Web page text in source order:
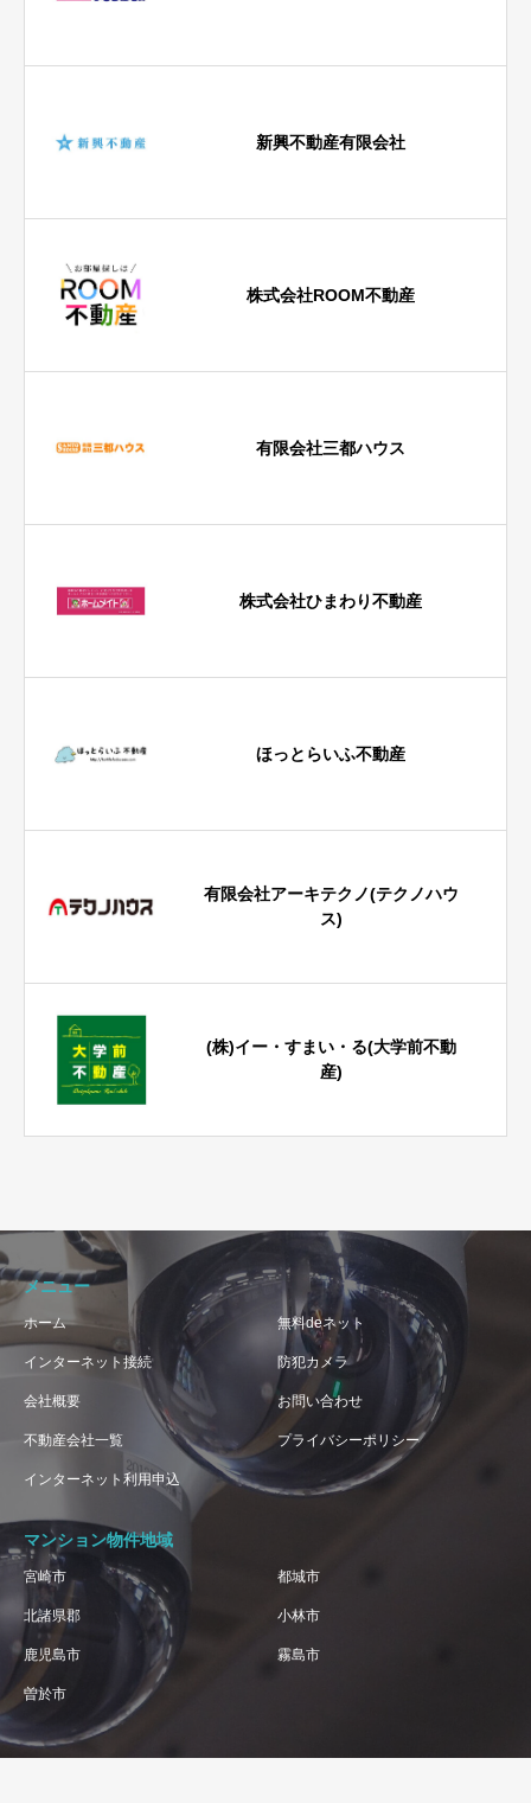
新興不動産有限会社
株式会社ROOM不動産
有限会社三都ハウス
株式会社ひまわり不動産
ほっとらいふ不動産
有限会社アーキテクノ(テクノハウ
ス)
(株)イー・すまい・る(大学前不動
産)
メニュー
ホーム 無料deネット
インターネット接続 防犯カメラ
会社概要 お問い合わせ
不動産会社一覧 プライバシーポリシー
インターネット利用申込
マンション物件地域
宮崎市 都城市
北諸県郡 小林市
鹿児島市 霧島市
曽於市